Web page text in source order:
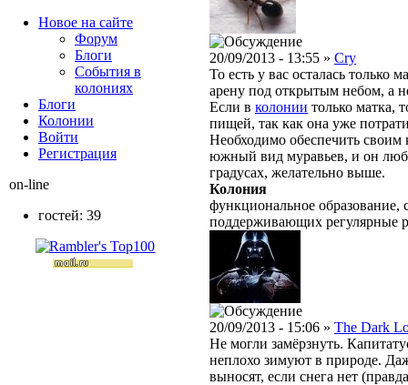
20/09/2013 - 13:55 » Cry
То есть у вас осталась только
арену под открытым небом, а
Если в колонии только матка,
пищей, так как она уже
Необходимо обеспечить
южный вид муравьев, и он
градусах, желательно выше.
Колония
функциональное образование,
поддерживающих регулярные
20/09/2013 - 15:06 » The Dark
Не могли замёрзнуть.
неплохо зимуют в природе.
выносят, если снега нет
Новое на сайте
Форум
Блоги
События в
колониях
Блоги
Колонии
Войти
Peгиcтpaция
on-line
гостей: 39